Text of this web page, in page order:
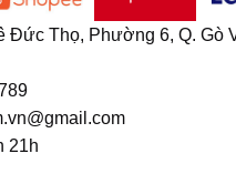
Đức Thọ, Phường 6, Q. Gò
21h